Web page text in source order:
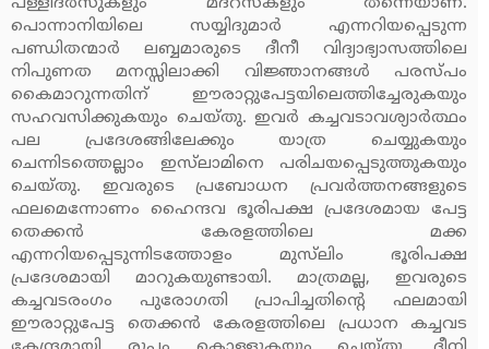
പള്ളിദര്‍സുകളും മദ്‌റസകളും തന്നെയാണ്.
പൊന്നാനിയിലെ സയ്യിദുമാര്‍ എന്നറിയപ്പെടുന്ന
പണ്ഡിതന്മാര്‍ ലബ്ബമാരുടെ ദീനീ വിദ്യാഭ്യാസത്തിലെ
നിപുണത മനസ്സിലാക്കി വിജ്ഞാനങ്ങള്‍ പരസ്പം
കൈമാറുന്നതിന് ഈരാറ്റുപേട്ടയിലെത്തിച്ചേരുകയും
സഹവസിക്കുകയും ചെയ്തു. ഇവര്‍ കച്ചവടാവശ്യാര്‍ത്ഥം
പല പ്രദേശങ്ങിലേക്കും യാത്ര ചെയ്യുകയും
ചെന്നിടത്തെല്ലാം ഇസ്‌ലാമിനെ പരിചയപ്പെടുത്തുകയും
ചെയ്തു. ഇവരുടെ പ്രബോധന പ്രവര്‍ത്തനങ്ങളുടെ
ഫലമെന്നോണം ഹൈന്ദവ ഭൂരിപക്ഷ പ്രദേശമായ പേട്ട
തെക്കന്‍ കേരളത്തിലെ മക്ക
എന്നറിയപ്പെടുന്നിടത്തോളം മുസ്‌ലിം ഭൂരിപക്ഷ
പ്രദേശമായി മാറുകയുണ്ടായി. മാത്രമല്ല, ഇവരുടെ
കച്ചവടരംഗം പുരോഗതി പ്രാപിച്ചതിന്റെ ഫലമായി
ഈരാറ്റുപേട്ട തെക്കന്‍ കേരളത്തിലെ പ്രധാന കച്ചവട